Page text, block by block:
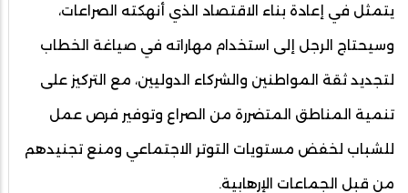
يتمثل في إعادة بناء الاقتصاد الذي أنهكته الصراعات،
وسيحتاج الرجل إلى استخدام مهاراته في صياغة الخطاب
لتجديد ثقة المواطنين والشركاء الدوليين، مع التركيز على
تنمية المناطق المتضررة من الصراع وتوفير فرص عمل
للشباب لخفض مستويات التوتر الاجتماعي ومنع تجنيدهم
من قبل الجماعات الإرهابية.